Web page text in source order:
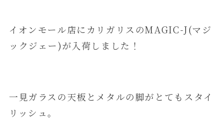
イオンモール店にカリガリスのMAGIC-J(マジ
ックジェー)が入荷しました！
一見ガラスの天板とメタルの脚がとてもスタイ
リッシュ。